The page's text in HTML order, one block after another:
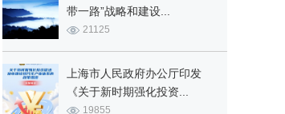
带一路”战略和建设...
21125
上海市人民政府办公厅印发
《关于新时期强化投资...
19855